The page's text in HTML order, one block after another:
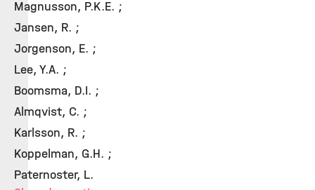
Magnusson, P.K.E. ;
Jansen, R. ;
Jorgenson, E. ;
Lee, Y.A. ;
Boomsma, D.I. ;
Almqvist, C. ;
Karlsson, R. ;
Koppelman, G.H. ;
Paternoster, L.